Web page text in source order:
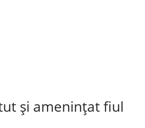
și amenințat fiul